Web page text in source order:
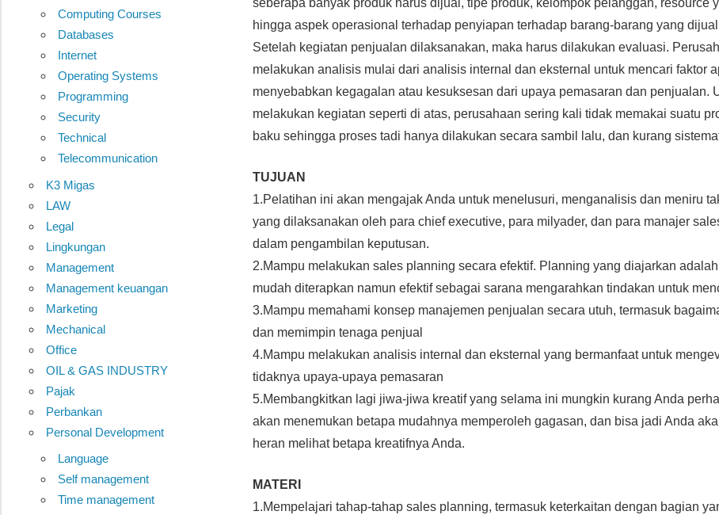
seberapa banyak produk harus dijual, tipe produk, kelompok pelanggan, resource
hingga aspek operasional terhadap penyiapan terhadap barang-barang yang dijual
Setelah kegiatan penjualan dilaksanakan, maka harus dilakukan evaluasi.
melakukan analisis mulai dari analisis internal dan eksternal untuk mencari faktor
menyebabkan kegagalan atau kesuksesan dari upaya pemasaran dan penjualan.
melakukan kegiatan seperti di atas, perusahaan sering kali tidak memakai suatu
baku sehingga proses tadi hanya dilakukan secara sambil lalu, dan kurang
TUJUAN
1.Pelatihan ini akan mengajak Anda untuk menelusuri, menganalisis dan meniru
yang dilaksanakan oleh para chief executive, para milyader, dan para manajer
dalam pengambilan keputusan.
2.Mampu melakukan sales planning secara efektif. Planning yang diajarkan
mudah diterapkan namun efektif sebagai sarana mengarahkan tindakan untuk
3.Mampu memahami konsep manajemen penjualan secara utuh, termasuk
dan memimpin tenaga penjual
4.Mampu melakukan analisis internal dan eksternal yang bermanfaat untuk
tidaknya upaya-upaya pemasaran
5.Membangkitkan lagi jiwa-jiwa kreatif yang selama ini mungkin kurang Anda
akan menemukan betapa mudahnya memperoleh gagasan, dan bisa jadi Anda
heran melihat betapa kreatifnya Anda.
MATERI
1.Mempelajari tahap-tahap sales planning, termasuk keterkaitan dengan bagian
Computing Courses
Databases
Internet
Operating Systems
Programming
Security
Technical
Telecommunication
K3 Migas
LAW
Legal
Lingkungan
Management
Management keuangan
Marketing
Mechanical
Office
OIL & GAS INDUSTRY
Pajak
Perbankan
Personal Development
Language
Self management
Time management